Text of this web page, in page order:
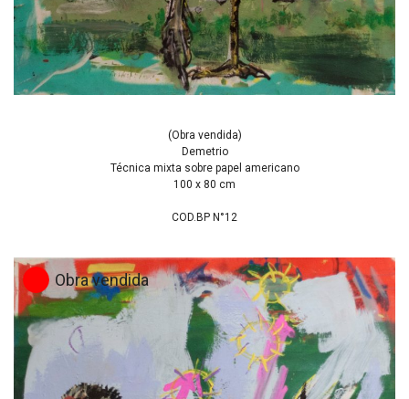
(Obra vendida)
Demetrio
Técnica mixta sobre papel americano
100 x 80 cm
COD.BP N°12